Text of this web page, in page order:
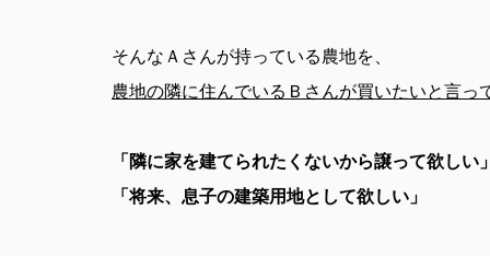
そんなＡさんが持っている農地を、
農地の隣に住んでいるＢさんが買いたいと言っ
「隣に家を建てられたくないから譲って欲しい」
「将来、息子の建築用地として欲しい」